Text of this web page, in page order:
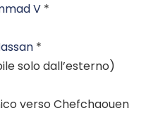
V *
*
solo dall’esterno)
verso Chefchaouen